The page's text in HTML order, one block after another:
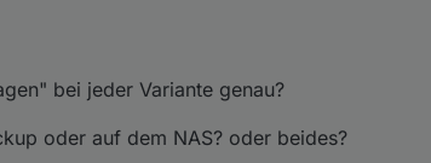
bei jeder Variante genau?
oder auf dem NAS? oder beides?